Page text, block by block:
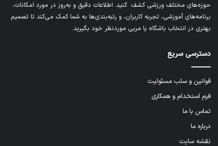
حوزه‌های مختلف ورزشی کشف کنید. اطلاعات دقیق و به‌روز در مورد امکانات،
برنامه‌های آموزشی، تجربه کاربران، و رتبه‌بندی‌ها به شما کمک می‌کند تا تصمیم
بهتری در انتخاب باشگاه یا مربی موردنظر خود بگیرید.
دسترسی سریع
قوانین و سلب مسئولیت
فرم استخدام و همکاری
تماس با ما
درباره ما
نقشه سایت